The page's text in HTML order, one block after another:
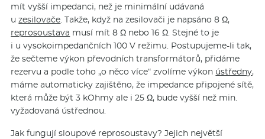
mít vyšší impedanci, než je minimální udávaná
uzesilovače. Takže, když na zesilovači je napsáno 8 Ω,
reprosoustava musí mít 8 Ω nebo 16 Ω. Stejné to je
i u vysokoimpe­dančních 100 V režimu. Postupujeme-li tak,
že sečteme výkon převodních transformátorů, přidáme
rezervu a podle toho „o něco více“ zvolíme výkon ústředny,
máme automaticky zajištěno, že impedance připojené sítě,
která může být 3 kOhmy ale i 25 Ω, bude vyšší než min.
vyžadovaná ústřednou.
Jak fungují sloupové reprosoustavy? Jejich největší